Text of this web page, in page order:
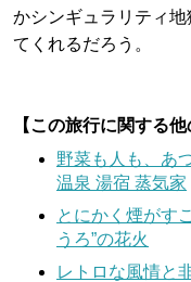
かシンギュラリティ
てくれるだろう。
【この旅行に関する他
野菜も人も、あ
温泉 湯宿 蒸気家
とにかく煙がす
うろ”の花火
レトロな風情と